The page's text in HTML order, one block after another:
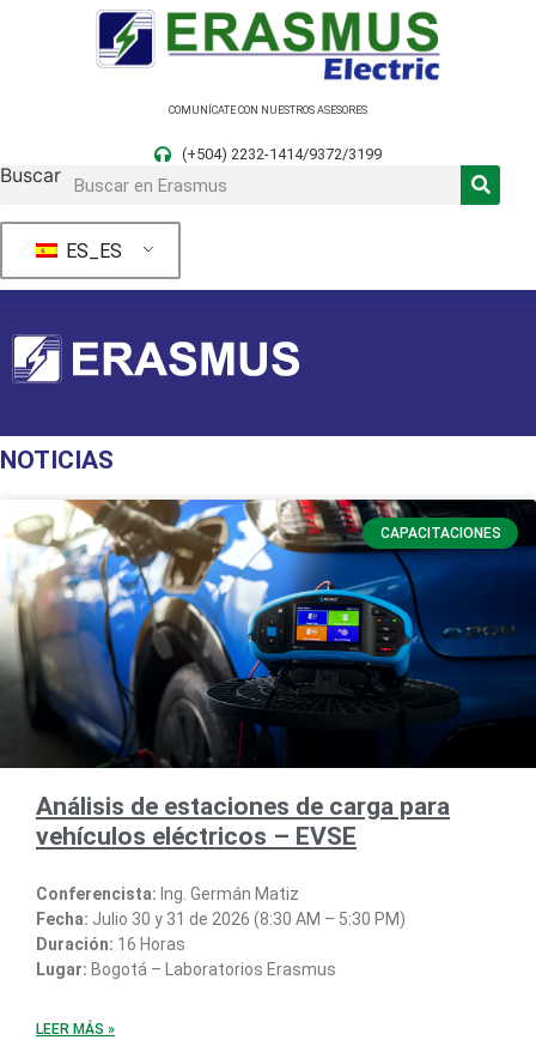
COMUNÍCATE CON NUESTROS ASESORES
(+504) 2232-1414/9372/3199
Buscar
ES_ES
NOTICIAS
CAPACITACIONES
Análisis de estaciones de carga para
vehículos eléctricos – EVSE
Conferencista: Ing. Germán Matiz
Fecha: Julio 30 y 31 de 2026 (8:30 AM – 5:30 PM)
Duración: 16 Horas
Lugar: Bogotá – Laboratorios Erasmus
LEER MÁS »